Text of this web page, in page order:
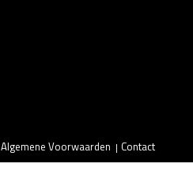
Algemene Voorwaarden Contact